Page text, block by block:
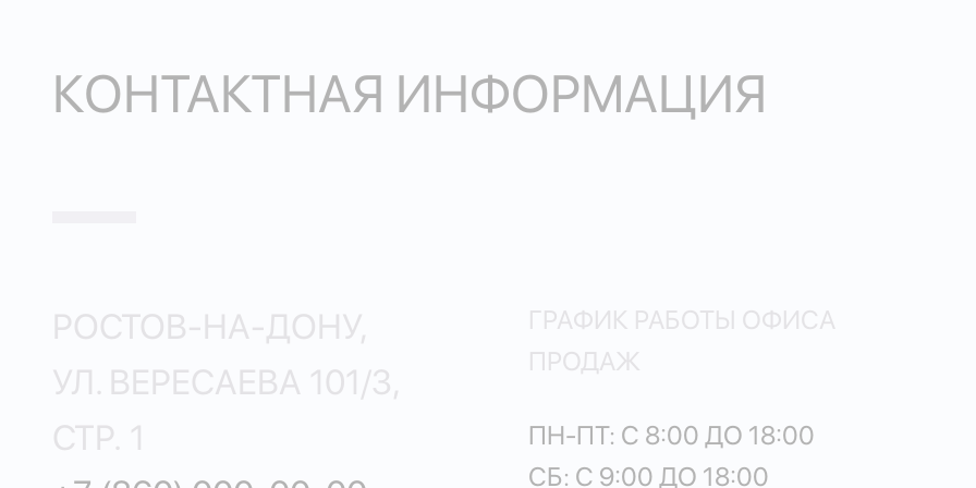
КОНТАКТНАЯ ИНФОРМАЦИЯ
РОСТОВ-НА-ДОНУ,
УЛ. ВЕРЕСАЕВА 101/3,
СТР. 1
ГРАФИК РАБОТЫ ОФИСА
ПРОДАЖ
ПН-ПТ: С 8:00 ДО 18:00
СБ: С 9:00 ДО 18:00